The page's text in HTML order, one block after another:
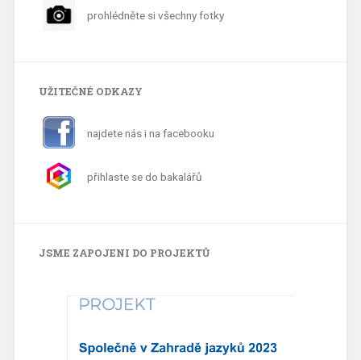
prohlédněte si všechny fotky
UŽITEČNÉ ODKAZY
najdete nás i na facebooku
přihlaste se do bakalářů
JSME ZAPOJENI DO PROJEKTŮ